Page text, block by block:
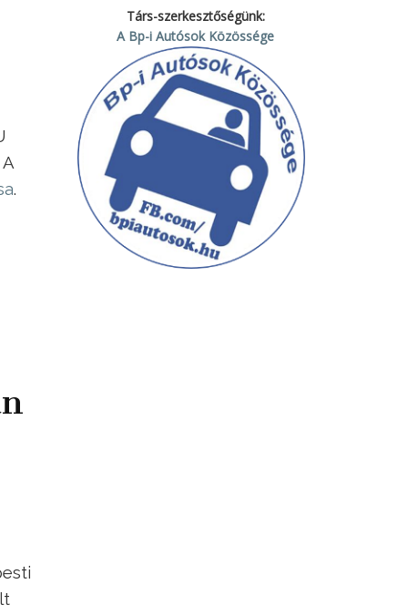
.
Társ-szerkesztőségünk:
A Bp-i Autósok Közössége